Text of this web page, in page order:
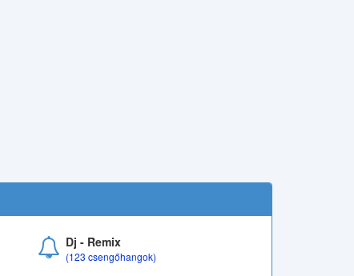
Dj - Remix
(123 csengőhangok)